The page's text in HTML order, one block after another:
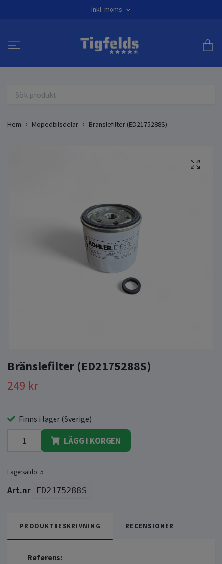
Inkl. moms
Hem Mopedbilsdelar Bränslefilter (ED2175288S)
Bränslefilter (ED2175288S)
249 kr
Finns i lager (Sverige)
LÄGG I KORGEN
Lagersaldo: 5
ED2175288S
PRODUKTBESKRIVNING RECENSIONER
Referens: